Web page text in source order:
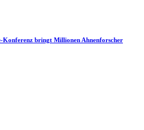
Konferenz bringt Millionen Ahnenforscher